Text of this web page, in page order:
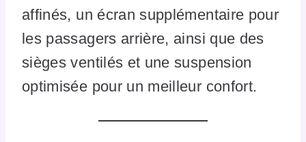
affinés, un écran supplémentaire pour
les passagers arrière, ainsi que des
sièges ventilés et une suspension
optimisée pour un meilleur confort.